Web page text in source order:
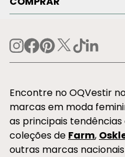
Encontre no OQVestir
marcas em moda
as principais
coleções de Farm,
outras marcas